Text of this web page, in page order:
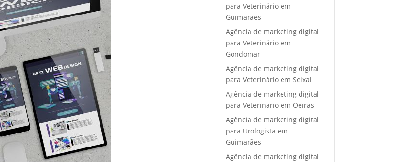
para Veterinário em
Guimarães
Agência de marketing digital
para Veterinário em
Gondomar
Agência de marketing digital
para Veterinário em Seixal
Agência de marketing digital
para Veterinário em Oeiras
Agência de marketing digital
para Urologista em
Guimarães
Agência de marketing digital